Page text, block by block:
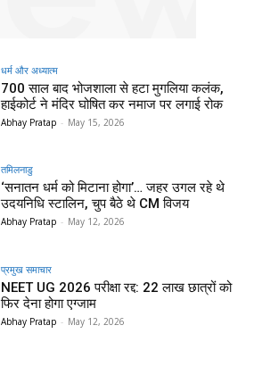
धर्म और अध्यात्म
700 साल बाद भोजशाला से हटा मुगलिया कलंक,
हाईकोर्ट ने मंदिर घोषित कर नमाज पर लगाई रोक
Abhay Pratap - May 15, 2026
तमिलनाडु
‘सनातन धर्म को मिटाना होगा’… जहर उगल रहे थे
उदयनिधि स्टालिन, चुप बैठे थे CM विजय
Abhay Pratap - May 12, 2026
प्रमुख समाचार‎
NEET UG 2026 परीक्षा रद्द: 22 लाख छात्रों को
फिर देना होगा एग्जाम
Abhay Pratap - May 12, 2026